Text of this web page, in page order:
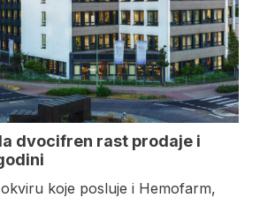
dvocifren rast prodaje i
koje posluje i Hemofarm,